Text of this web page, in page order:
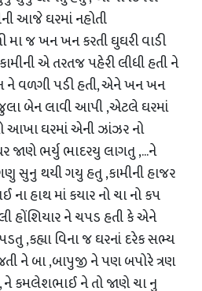
આજે ઘરમાં નહોતી
જ ખન ખન કરતી ઘુઘરી વાડી
એ તરતજ પહેરી લીધી હતી ને
વળગી પડી હતી, એને ખન ખન
બેન લાવી આપી ,એટલે ઘરમાં
આખા ઘરમાં એની ઝાંઝર નો
જાણે ભર્યુ ભાદરયુ લાગતુ ,...ને
થયી ગયુ હતુ ,કામીની હાજર
હાથ માં કયાર નો ચા નો કપ
હોંશિયાર ને ચપડ હતી કે એને
,કહ્યા વિના જ ઘરનાં દરેક સભ્ય
ને બા ,બાપુજી ને પણ બપોરે ત્રણ
ને કમલેશભાઈ ને તો જાણે ચા નુ